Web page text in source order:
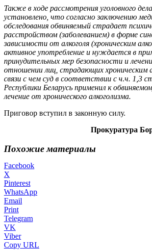
Также в ходе рассмотрения уголовного
установлено, что согласно заключению
обследования обвиняемый страдает
расстройством (заболеванием) в форме
зависимости от алкоголя (хроническим
активное употребление и нуждается в
принудительных мер безопасности и
отношении лиц, страдающих хроническим
связи с чем суд в соответствии с ч.ч. 1,3
Республики Беларусь применил к
лечение от хронического алкоголизма.
Приговор вступил в законную силу.
Прокуратура
Похожие материалы
Facebook
X
Pinterest
WhatsApp
Email
Print
Telegram
VK
Viber
Copy URL